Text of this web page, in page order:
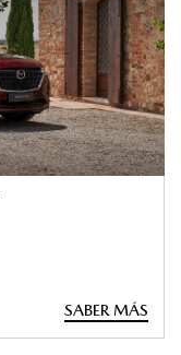
SABER MÁS